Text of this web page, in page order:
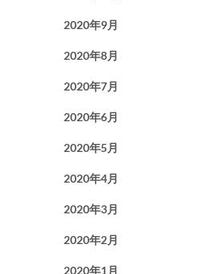
2020年9月
2020年8月
2020年7月
2020年6月
2020年5月
2020年4月
2020年3月
2020年2月
2020年1月